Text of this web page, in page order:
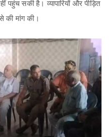
पहुंच सकी है। व्यापारियों और पीड़ित
की मांग की।